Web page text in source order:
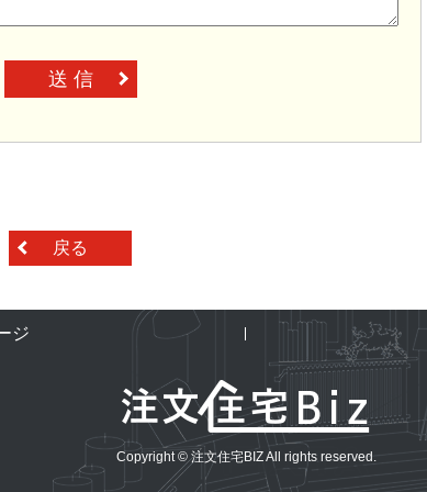
送 信
戻る
ジ
Copyright © 注文住宅BIZ All rights reserved.